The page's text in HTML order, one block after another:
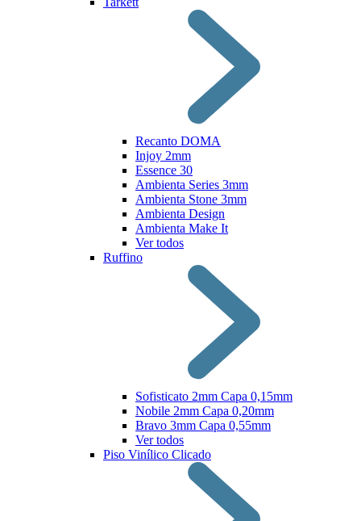
Recanto DOMA
Injoy 2mm
Essence 30
Ambienta Series 3mm
Ambienta Stone 3mm
Ambienta Design
Ambienta Make It
Ver todos
Ruffino
Sofisticato 2mm Capa 0,15mm
Nobile 2mm Capa 0,20mm
Bravo 3mm Capa 0,55mm
Ver todos
Piso Vinílico Clicado